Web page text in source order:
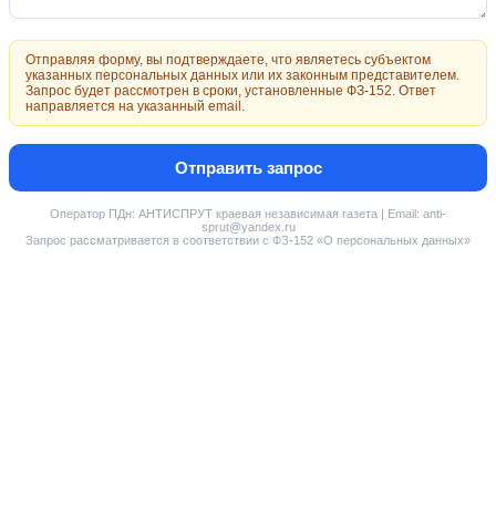
Отправляя форму, вы подтверждаете, что являетесь субъектом
указанных персональных данных или их законным представителем.
Запрос будет рассмотрен в сроки, установленные ФЗ-152. Ответ
направляется на указанный email.
Отправить запрос
Оператор ПДн: АНТИСПРУТ краевая независимая газета | Email: anti-
sprut@yandex.ru
Запрос рассматривается в соответствии с ФЗ-152 «О персональных данных»